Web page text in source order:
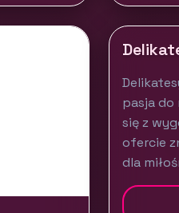
pasja
się z
ofercie
dla